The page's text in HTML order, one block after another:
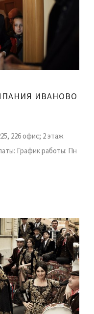
ИВАНОВО
226 офис; 2 этаж
График работы: Пн